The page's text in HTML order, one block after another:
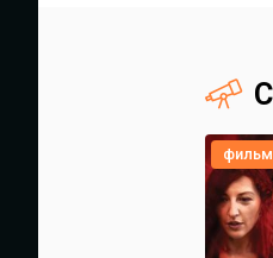
фильм